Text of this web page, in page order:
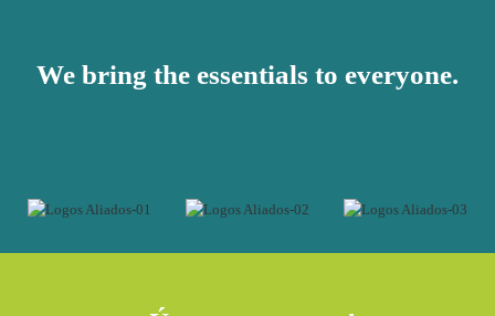
We bring the essentials to everyone.